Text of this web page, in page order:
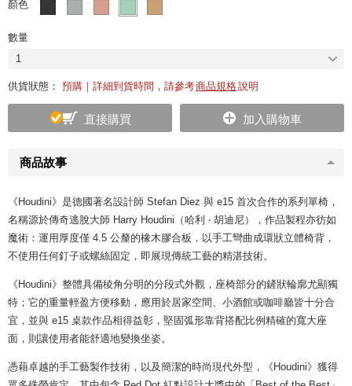
商品故事
《Houdini》是德國著名設計師 Stefan Diez 與 e15 首次合作的系列單椅，
名稱源於傳奇逃脫大師 Harry Houdini（哈利 ‧ 胡迪尼），作品製程亦彷如
魔術：運用厚度僅 4.5 公釐的橡木膠合板，以手工彎曲成環狀立體椅背，
不使用任何釘子或螺絲固定，即展現傳統工藝的精湛技術。
《Houdini》整體具備稜角分明的分段式外觀，座椅部分的鏟狀輪廓尤顯獨
特；它的重量輕盈方便移動，應用於居家空間、小酒館或咖啡廳皆十分合
宜，並與 e15 桌款作品相得益彰，堅固弧形靠背搭配比例精確的寬大座
面，則讓使用者能舒適地變換坐姿。
憑藉卓越的手工藝製作技術，以及簡潔的時尚現代外型，《Houdini》獲得
顏色
數量
1
供貨狀態： 預購｜詳細到貨時間，請參考商品規格說明
直接購買 加入購物車